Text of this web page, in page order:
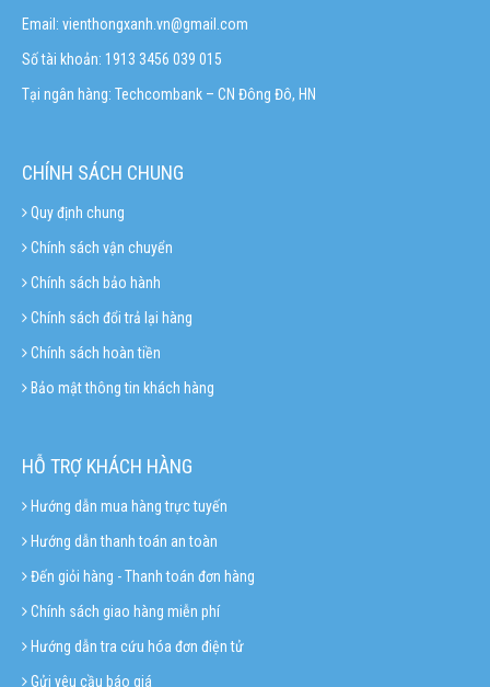
Email: vienthongxanh.vn@gmail.com
Số tài khoản: 1913 3456 039 015
Tại ngân hàng: Techcombank – CN Đông Đô, HN
CHÍNH SÁCH CHUNG
Quy định chung
Chính sách vận chuyển
Chính sách bảo hành
Chính sách đổi trả lại hàng
Chính sách hoàn tiền
Bảo mật thông tin khách hàng
HỖ TRỢ KHÁCH HÀNG
Hướng dẫn mua hàng trực tuyến
Hướng dẫn thanh toán an toàn
Đến giỏi hàng - Thanh toán đơn hàng
Chính sách giao hàng miễn phí
Hướng dẫn tra cứu hóa đơn điện tử
Gửi yêu cầu báo giá